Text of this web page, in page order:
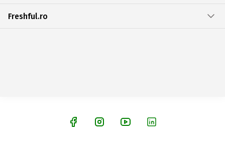
Freshful.ro